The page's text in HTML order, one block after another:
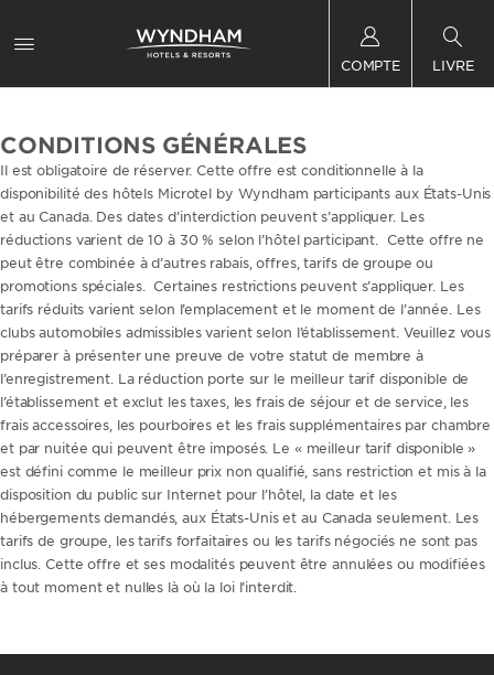
COMPTE LIVRE
CONDITIONS GÉNÉRALES
Il est obligatoire de réserver. Cette offre est conditionnelle à la
disponibilité des hôtels Microtel by Wyndham participants aux États-Unis
et au Canada. Des dates d’interdiction peuvent s’appliquer. Les
réductions varient de 10 à 30 % selon l’hôtel participant. Cette offre ne
peut être combinée à d’autres rabais, offres, tarifs de groupe ou
promotions spéciales. Certaines restrictions peuvent s’appliquer. Les
tarifs réduits varient selon l’emplacement et le moment de l’année. Les
clubs automobiles admissibles varient selon l’établissement. Veuillez vous
préparer à présenter une preuve de votre statut de membre à
l’enregistrement. La réduction porte sur le meilleur tarif disponible de
l’établissement et exclut les taxes, les frais de séjour et de service, les
frais accessoires, les pourboires et les frais supplémentaires par chambre
et par nuitée qui peuvent être imposés. Le « meilleur tarif disponible »
est défini comme le meilleur prix non qualifié, sans restriction et mis à la
disposition du public sur Internet pour l’hôtel, la date et les
hébergements demandés, aux États-Unis et au Canada seulement. Les
tarifs de groupe, les tarifs forfaitaires ou les tarifs négociés ne sont pas
inclus. Cette offre et ses modalités peuvent être annulées ou modifiées
à tout moment et nulles là où la loi l’interdit.